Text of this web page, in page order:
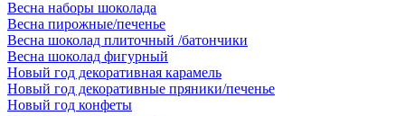
Весна наборы шоколада
Весна пирожные/печенье
Весна шоколад плиточный /батончики
Весна шоколад фигурный
Новый год декоративная карамель
Новый год декоративные пряники/печенье
Новый год конфеты